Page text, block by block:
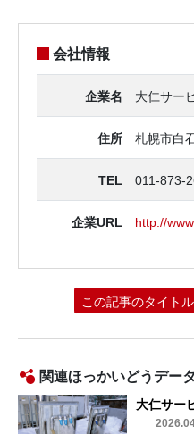
会社情報
企業名 大仁サー
住所 札幌市白
TEL 011-873-
企業URL http://
この記事のタイト
関連ほっかいどうデー
大仁サー